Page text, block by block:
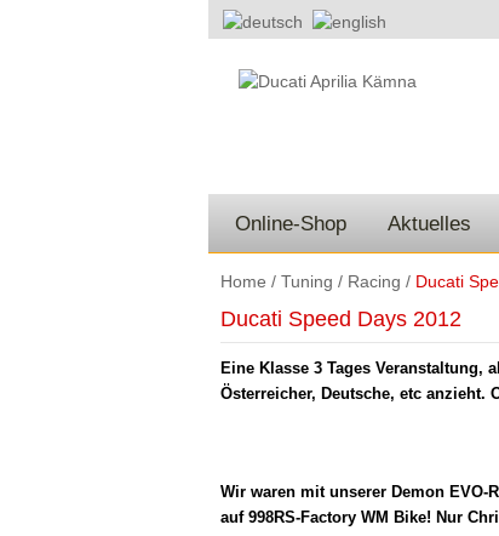
Online-Shop Aktuelles
Home / Tuning / Racing / Ducati
Ducati Speed Days 2012
Eine Klasse 3 Tages Veranstaltung,
Österreicher, Deutsche, etc anzieht.
Wir waren mit unserer Demon
auf 998RS-Factory WM Bike! Nur